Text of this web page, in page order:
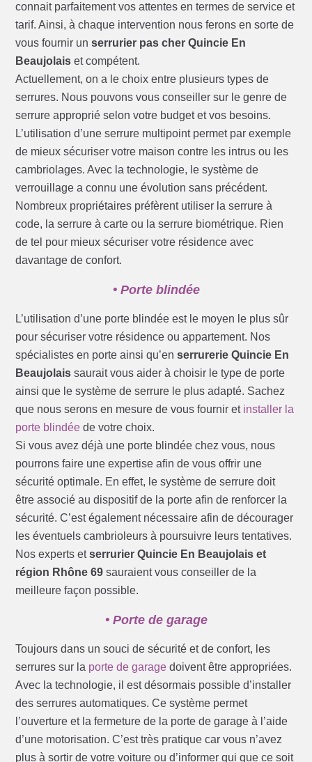
connait parfaitement vos attentes en termes de service et
tarif. Ainsi, à chaque intervention nous ferons en sorte de
vous fournir unserrurier pas cher Quincie En
Beaujolais et compétent.
Actuellement, on a le choix entre plusieurs types de
serrures. Nous pouvons vous conseiller sur le genre de
serrure approprié selon votre budget et vos besoins.
L’utilisation d’une serrure multipoint permet par exemple
de mieux sécuriser votre maison contre les intrus ou les
cambriolages. Avec la technologie, le système de
verrouillage a connu une évolution sans précédent.
Nombreux propriétaires préfèrent utiliser la serrure à
code, la serrure à carte ou la serrure biométrique. Rien
de tel pour mieux sécuriser votre résidence avec
davantage de confort.
• Porte blindée
L’utilisation d’une porte blindée est le moyen le plus sûr
pour sécuriser votre résidence ou appartement. Nos
spécialistes en porte ainsi qu’enserrurerie Quincie En
Beaujolais saurait vous aider à choisir le type de porte
ainsi que le système de serrure le plus adapté. Sachez
que nous serons en mesure de vous fournir et installer la
porte blindée de votre choix.
Si vous avez déjà une porte blindée chez vous, nous
pourrons faire une expertise afin de vous offrir une
sécurité optimale. En effet, le système de serrure doit
être associé au dispositif de la porte afin de renforcer la
sécurité. C’est également nécessaire afin de décourager
les éventuels cambrioleurs à poursuivre leurs tentatives.
Nos experts etserrurier Quincie En Beaujolais et
région Rhône 69 sauraient vous conseiller de la
meilleure façon possible.
• Porte de garage
Toujours dans un souci de sécurité et de confort, les
serrures sur la porte de garage doivent être appropriées.
Avec la technologie, il est désormais possible d’installer
des serrures automatiques. Ce système permet
l’ouverture et la fermeture de la porte de garage à l’aide
d’une motorisation. C’est très pratique car vous n’avez
plus à sortir de votre voiture ou d’informer qui que ce soit